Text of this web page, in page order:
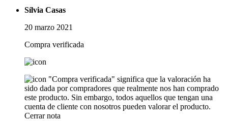
Sílvia Casas
20 marzo 2021
Compra verificada
"Compra verificada" significa que la valoración ha
sido dada por compradores que realmente nos han comprado
este producto. Sin embargo, todos aquellos que tengan una
cuenta de cliente con nosotros pueden valorar el producto.
Cerrar nota